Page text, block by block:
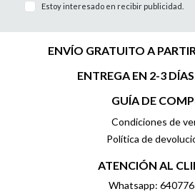
Estoy interesado en recibir publicidad.
ENVÍO GRATUITO A
ENTREGA EN 2-3
GUÍA DE
Condiciones de
Política de
ATENCIÓN AL
Whatsapp: